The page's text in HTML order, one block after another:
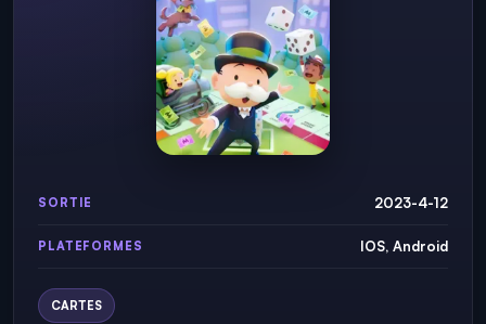
SORTIE 2023-4-12
PLATEFORMES IOS, Android
CARTES